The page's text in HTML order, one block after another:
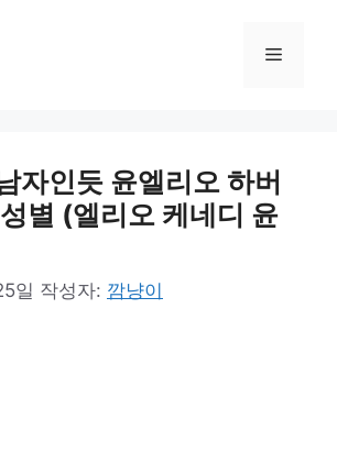
메
자인듯 윤엘리오 하버
별 (엘리오 케네디 윤
일 작성자: 깜냥이